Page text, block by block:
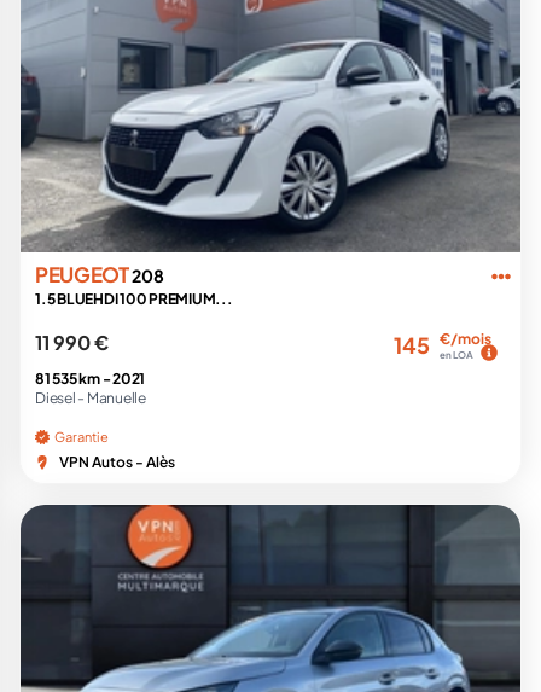
PEUGEOT208
1.5 BLUEHDI 100 PREMIUM...
11 990 € 145 €/mois
en LOA
81 535 km -2021
Diesel - Manuelle
Garantie
VPN Autos - Alès